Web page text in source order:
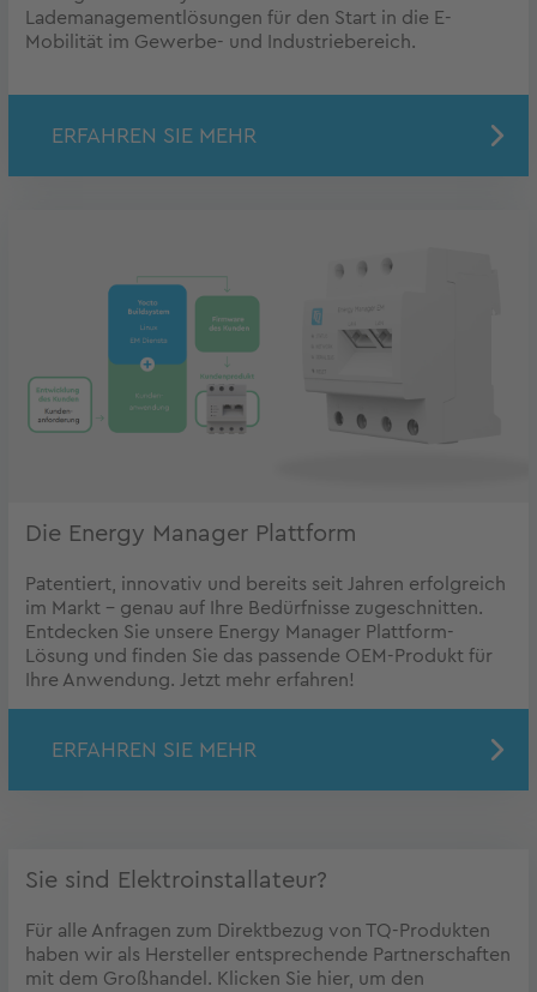
Lademanagementlösungen für den Start in die E-
Mobilität im Gewerbe- und Industriebereich.
ERFAHREN SIE MEHR
Die Energy Manager Plattform
Patentiert, innovativ und bereits seit Jahren erfolgreich
im Markt – genau auf Ihre Bedürfnisse zugeschnitten.
Entdecken Sie unsere Energy Manager Plattform-
Lösung und finden Sie das passende OEM-Produkt für
Ihre Anwendung. Jetzt mehr erfahren!
ERFAHREN SIE MEHR
Sie sind Elektroinstallateur?
Für alle Anfragen zum Direktbezug von TQ-Produkten
haben wir als Hersteller entsprechende Partnerschaften
mit dem Großhandel. Klicken Sie hier, um den